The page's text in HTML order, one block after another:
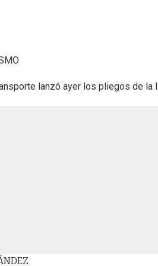
lanzó ayer los pliegos de la